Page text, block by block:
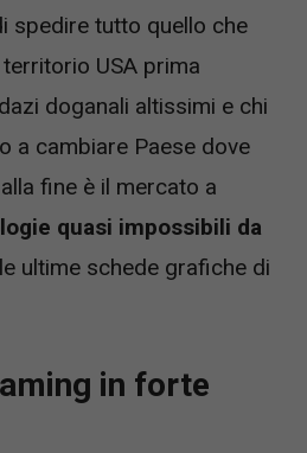
spedire tutto quello che
USA prima
doganali altissimi e chi
a cambiare Paese dove
fine è il mercato a
quasi impossibili da
ultime schede grafiche di
in forte